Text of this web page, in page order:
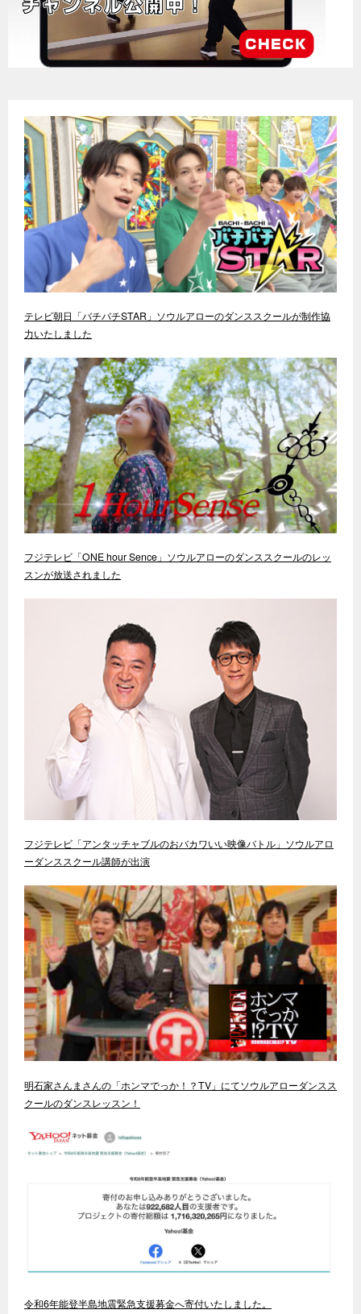
テレビ朝日「バチバチSTAR」ソウルアローのダンススクールが制作協
力いたしました
フジテレビ「ONE hour Sence」ソウルアローのダンススクールのレッ
スンが放送されました
フジテレビ「アンタッチャブルのおバカワいい映像バトル」ソウルアロ
ーダンススクール講師が出演
明石家さんまさんの「ホンマでっか！？TV」にてソウルアローダンスス
クールのダンスレッスン！
令和6年能登半島地震緊急支援募金へ寄付いたしました。